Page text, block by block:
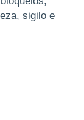
sigilo e